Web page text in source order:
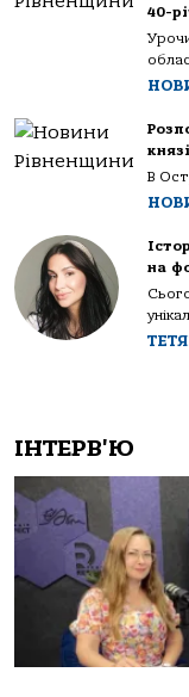
40-
В
на
ІНТЕРВ'Ю